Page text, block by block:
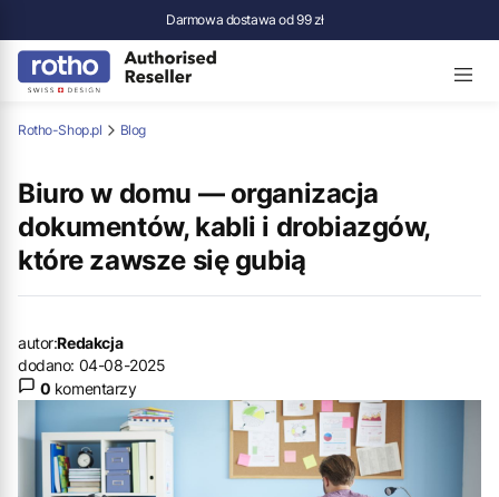
Darmowa dostawa od 99 zł
Rotho-Shop.pl Blog
Biuro w domu — organizacja
dokumentów, kabli i drobiazgów,
które zawsze się gubią
autor:Redakcja
dodano: 04-08-2025
0 komentarzy